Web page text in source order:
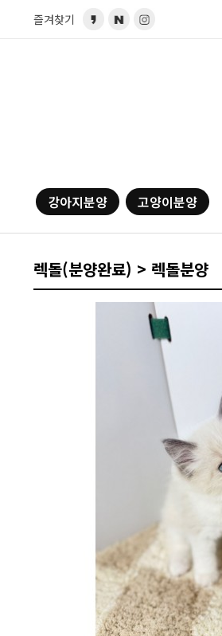
즐겨찾기
강아지분양 고양이분양
렉돌(분양완료) > 렉돌분양